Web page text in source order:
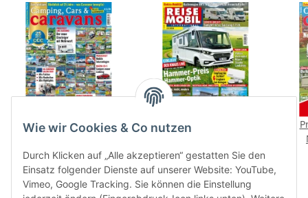
Camping, Cars &
Paper
3,70 € *
Reisemobil International
4,50 €*
Wie wir Cookies & Co nutzen
Durch Klicken auf „Alle akzeptieren“ gestatten Sie den
Einsatz folgender Dienste auf unserer Website: YouTube,
Vimeo, Google Tracking. Sie können die Einstellung